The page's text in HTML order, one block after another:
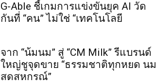
G-Able ชี้เกมการแข่งขันยุค AI วัด
กันที่ “คน” ไม่ใช่ “เทคโนโลยี
จาก “น้มนม” สู่ “CM Milk” รีแบรนด์
ใหญ่ชูจุดขาย “ธรรมชาติทุกหยด นม
สดสหกรณ์”